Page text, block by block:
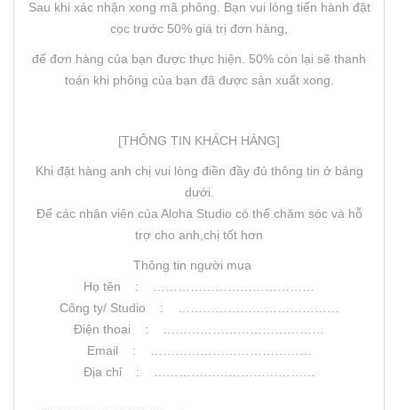
Sau khi xác nhận xong mã phông. Bạn vui lòng tiến hành đặt
cọc trước 50% giá trị đơn hàng,
để đơn hàng của bạn được thực hiện. 50% còn lại sẽ thanh
toán khi phông của bạn đã được sản xuất xong.
[THÔNG TIN KHÁCH HÀNG]
Khi đặt hàng anh chị vui lòng điền đầy đủ thông tin ở bảng
dưới.
Để các nhân viên của Aloha Studio có thể chăm sóc và hỗ
trợ cho anh,chị tốt hơn
Thông tin người mua
Họ tên : …………………………………
Công ty/ Studio : …………………………………
Điện thoại : …………………………………
Email : …………………………………
Địa chỉ : …………………………………